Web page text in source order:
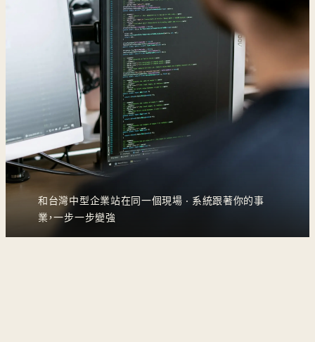
和台灣中型企業站在同一個現場 · 系統跟著你的事
業，一步一步變強